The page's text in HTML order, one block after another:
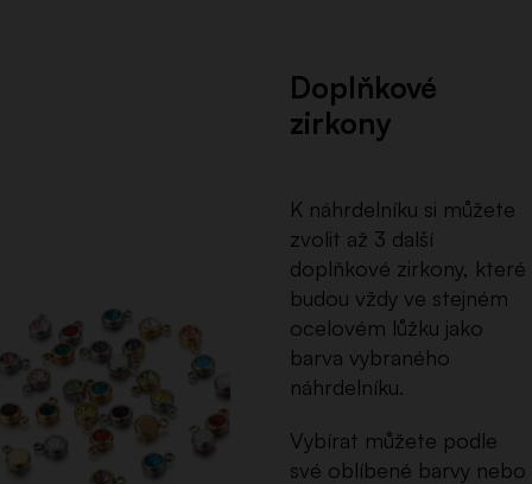
Doplňkové
zirkony
K náhrdelníku si můžete
zvolit až 3 další
doplňkové zirkony, které
budou vždy ve stejném
ocelovém lůžku jako
barva vybraného
náhrdelníku.
Vybírat můžete podle
své oblíbené barvy nebo